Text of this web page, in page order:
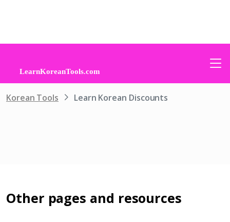
Korean Tools Learn Korean Discounts
Other pages and resources